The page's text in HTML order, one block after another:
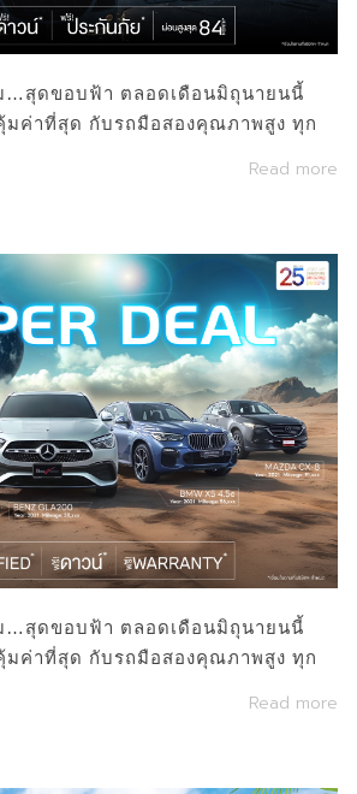
…สุดขอบฟ้า ตลอดเดือนมิถุนายนนี้
มค่าที่สุด กับรถมือสองคุณภาพสูง ทุก
Read more
…สุดขอบฟ้า ตลอดเดือนมิถุนายนนี้
มค่าที่สุด กับรถมือสองคุณภาพสูง ทุก
Read more